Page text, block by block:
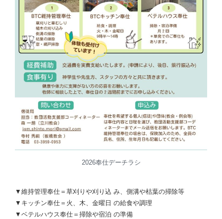
2026奉仕デーチラシ
▼維持管理奉仕＝草刈りや刈り込 み、側溝や枯葉の掃除等
▼キッチン奉仕＝火、木、金曜日 の給食や調理
▼ベテルハウス奉仕＝掃除や宿泊 の準備